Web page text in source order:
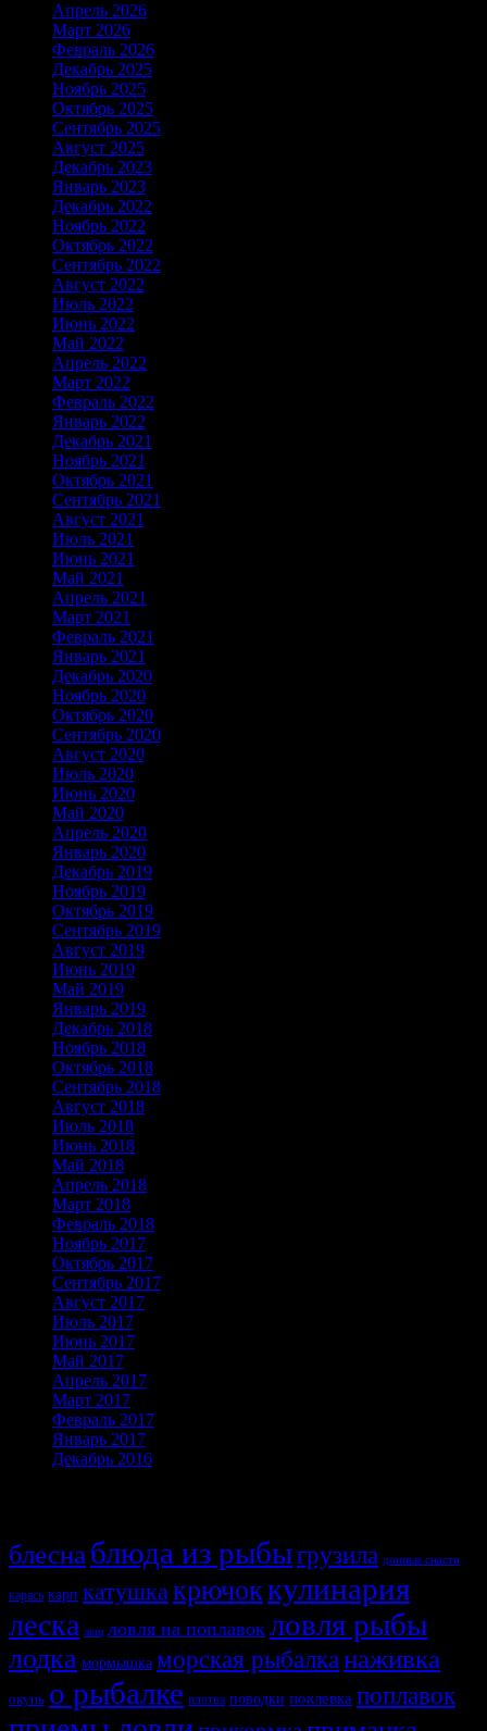
Апрель 2026
Март 2026
Февраль 2026
Декабрь 2025
Ноябрь 2025
Октябрь 2025
Сентябрь 2025
Август 2025
Декабрь 2023
Январь 2023
Декабрь 2022
Ноябрь 2022
Октябрь 2022
Сентябрь 2022
Август 2022
Июль 2022
Июнь 2022
Май 2022
Апрель 2022
Март 2022
Февраль 2022
Январь 2022
Декабрь 2021
Ноябрь 2021
Октябрь 2021
Сентябрь 2021
Август 2021
Июль 2021
Июнь 2021
Май 2021
Апрель 2021
Март 2021
Февраль 2021
Январь 2021
Декабрь 2020
Ноябрь 2020
Октябрь 2020
Сентябрь 2020
Август 2020
Июль 2020
Июнь 2020
Май 2020
Апрель 2020
Январь 2020
Декабрь 2019
Ноябрь 2019
Октябрь 2019
Сентябрь 2019
Август 2019
Июнь 2019
Май 2019
Январь 2019
Декабрь 2018
Ноябрь 2018
Октябрь 2018
Сентябрь 2018
Август 2018
Июль 2018
Июнь 2018
Май 2018
Апрель 2018
Март 2018
Февраль 2018
Ноябрь 2017
Октябрь 2017
Сентябрь 2017
Август 2017
Июль 2017
Июнь 2017
Май 2017
Апрель 2017
Март 2017
Февраль 2017
Январь 2017
Декабрь 2016
блесна блюда из рыбыгрузила донные снасти
карась карп катушкакрючоккулинария
леска лещ ловля на поплавок ловля рыбы
лодка мормышка морская рыбалканаживка
окунь о рыбалке плотва поводки поклевка поплавок